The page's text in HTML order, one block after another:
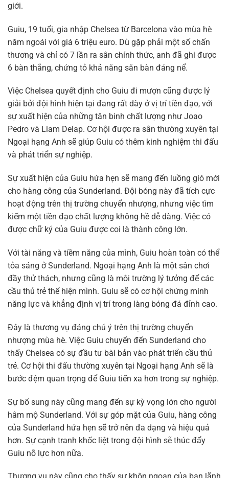
giới.
Guiu, 19 tuổi, gia nhập Chelsea từ Barcelona vào mùa hè
năm ngoái với giá 6 triệu euro. Dù gặp phải một số chấn
thương và chỉ có 7 lần ra sân chính thức, anh đã ghi được
6 bàn thắng, chứng tỏ khả năng săn bàn đáng nể.
Việc Chelsea quyết định cho Guiu đi mượn cũng được lý
giải bởi đội hình hiện tại đang rất dày ở vị trí tiền đạo, với
sự xuất hiện của những tân binh chất lượng như Joao
Pedro và Liam Delap. Cơ hội được ra sân thường xuyên tại
Ngoại hạng Anh sẽ giúp Guiu có thêm kinh nghiệm thi đấu
và phát triển sự nghiệp.
Sự xuất hiện của Guiu hứa hẹn sẽ mang đến luồng gió mới
cho hàng công của Sunderland. Đội bóng này đã tích cực
hoạt động trên thị trường chuyển nhượng, nhưng việc tìm
kiếm một tiền đạo chất lượng không hề dễ dàng. Việc có
được chữ ký của Guiu được coi là thành công lớn.
Với tài năng và tiềm năng của mình, Guiu hoàn toàn có thể
tỏa sáng ở Sunderland. Ngoại hạng Anh là một sân chơi
đầy thử thách, nhưng cũng là môi trường lý tưởng để các
cầu thủ trẻ thể hiện mình. Guiu sẽ có cơ hội chứng minh
năng lực và khẳng định vị trí trong làng bóng đá đỉnh cao.
Đây là thương vụ đáng chú ý trên thị trường chuyển
nhượng mùa hè. Việc Guiu chuyển đến Sunderland cho
thấy Chelsea có sự đầu tư bài bản vào phát triển cầu thủ
trẻ. Cơ hội thi đấu thường xuyên tại Ngoại hạng Anh sẽ là
bước đệm quan trọng để Guiu tiến xa hơn trong sự nghiệp.
Sự bổ sung này cũng mang đến sự kỳ vọng lớn cho người
hâm mộ Sunderland. Với sự góp mặt của Guiu, hàng công
của Sunderland hứa hẹn sẽ trở nên đa dạng và hiệu quả
hơn. Sự cạnh tranh khốc liệt trong đội hình sẽ thúc đẩy
Guiu nỗ lực hơn nữa.